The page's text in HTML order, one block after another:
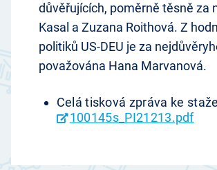
důvěřujících, poměrně těsně za
Kasal a Zuzana Roithová. Z
politiků US-DEU je za
považována Hana Marvanová.
Celá tisková zpráva ke
100145s_PI21213.pdf